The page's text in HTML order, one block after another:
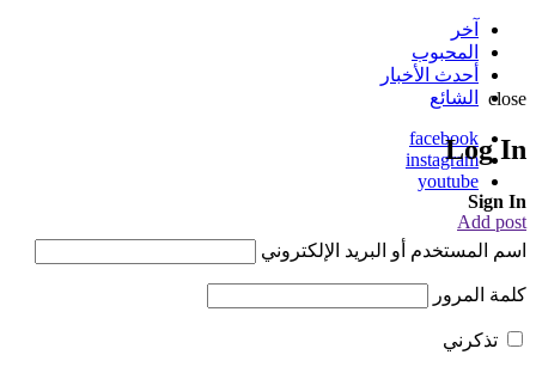
آخر
المحبوب
أحدث الأخبار
الشائع
facebook
instagram
youtube
Add post
close
Log In
Sign In
اسم المستخدم أو البريد الإلكتروني
كلمة المرور
تذكرني